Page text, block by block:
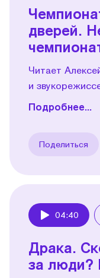
дверей.
Читает
и
Подробнее...
Поделиться
04:40
Драка.
за люди?